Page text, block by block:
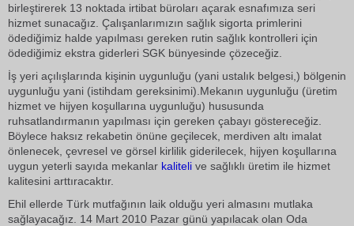
birleştirerek 13 noktada irtibat büroları açarak esnafımıza seri
hizmet sunacağız. Çalışanlarımızın sağlık sigorta primlerini
ödediğimiz halde yapılması gereken rutin sağlık kontrolleri için
ödediğimiz ekstra giderleri SGK bünyesinde çözeceğiz.
İş yeri açılışlarında kişinin uygunluğu (yani ustalık belgesi,) bölgenin
uygunluğu yani (istihdam gereksinimi).Mekanın uygunluğu (üretim
hizmet ve hijyen koşullarına uygunluğu) hususunda
ruhsatlandırmanın yapılması için gereken çabayı göstereceğiz.
Böylece haksız rekabetin önüne geçilecek, merdiven altı imalat
önlenecek, çevresel ve görsel kirlilik giderilecek, hijyen koşullarına
uygun yeterli sayıda mekanlar kaliteli ve sağlıklı üretim ile hizmet
kalitesini arttıracaktır.
Ehil ellerde Türk mutfağının laik olduğu yeri almasını mutlaka
sağlayacağız. 14 Mart 2010 Pazar günü yapılacak olan Oda